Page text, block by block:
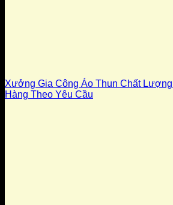
Xưởng Gia Công Áo Thun Chất
Hàng Theo Yêu Cầu